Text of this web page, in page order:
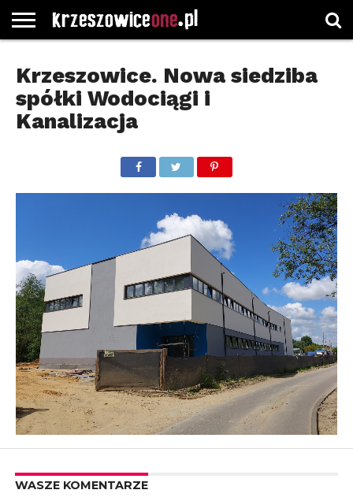
SAMORZĄDOWE
KATEGORIE
JAZDY
WATCH
Krzeszowice. Nowa siedziba
spółki Wodociągi i
Kanalizacja
WASZE KOMENTARZE